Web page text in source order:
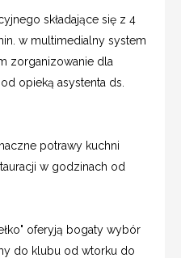
składające się z 4
w multimedialny system
zorganizowanie dla
opieką asystenta ds.
potrawy kuchni
w godzinach od
oferyją bogaty wybór
do klubu od wtorku do